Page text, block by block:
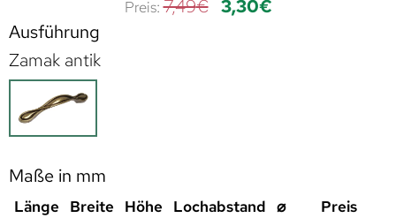
7,49€ 3,30€
Ausführung
Zamak antik
Maße in mm
Länge Breite Höhe Lochabstand ⌀
Preis